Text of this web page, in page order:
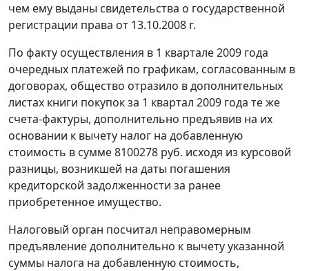
чем ему выданы свидетельства о государственной
регистрации права от 13.10.2008 г.
По факту осуществления в 1 квартале 2009 года
очередных платежей по графикам, согласованным в
договорах, общество отразило в дополнительных
листах книги покупок за 1 квартал 2009 года те же
счета-фактуры, дополнительно предъявив на их
основании к вычету налог на добавленную
стоимость в сумме 8100278 руб. исходя из курсовой
разницы, возникшей на даты погашения
кредиторской задолженности за ранее
приобретенное имущество.
Налоговый орган посчитал неправомерным
предъявление дополнительно к вычету указанной
суммы налога на добавленную стоимость,